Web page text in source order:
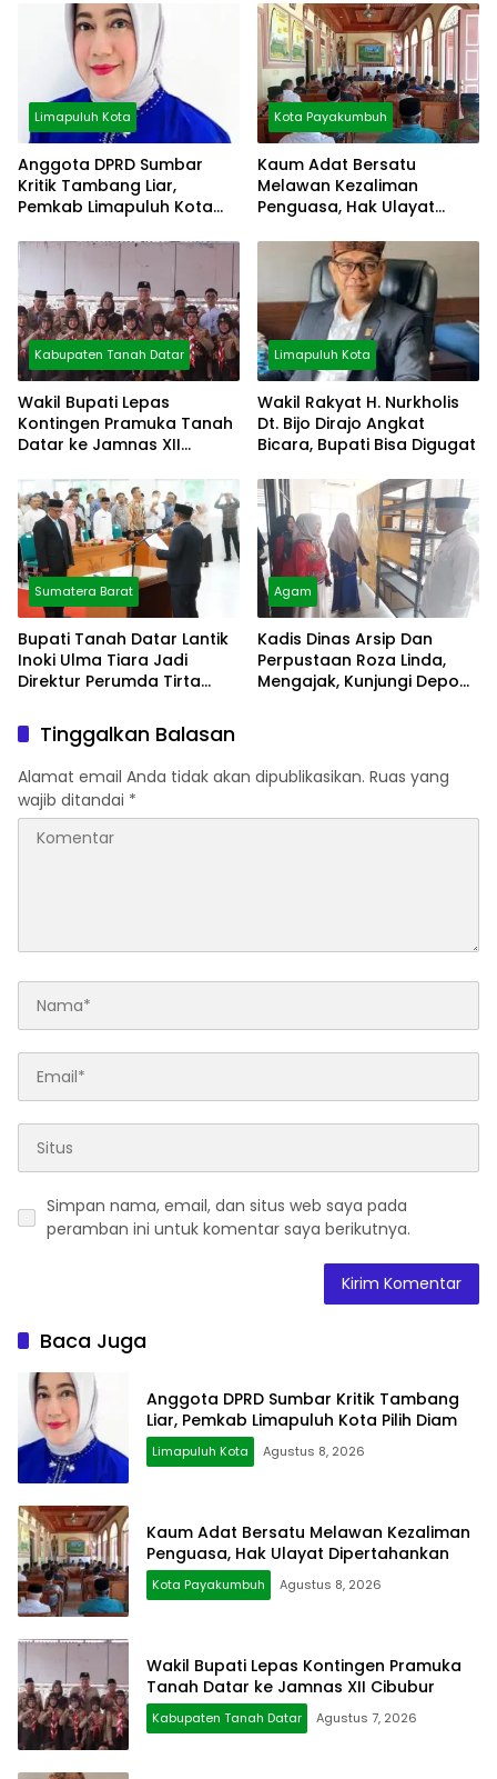
Limapuluh Kota
Anggota DPRD Sumbar
Kritik Tambang Liar,
Pemkab Limapuluh Kota
Kota Payakumbuh
Kaum Adat Bersatu
Melawan Kezaliman
Penguasa, Hak Ulayat
Kabupaten Tanah Datar
Wakil Bupati Lepas
Kontingen Pramuka Tanah
Datar ke Jamnas XII
Limapuluh Kota
Wakil Rakyat H. Nurkholis
Dt. Bijo Dirajo Angkat
Bicara, Bupati Bisa Digugat
Sumatera Barat
Bupati Tanah Datar Lantik
Inoki Ulma Tiara Jadi
Direktur Perumda Tirta
Agam
Kadis Dinas Arsip Dan
Perpustaan Roza Linda,
Mengajak, Kunjungi Depo
Tinggalkan Balasan
Alamat email Anda tidak akan dipublikasikan. Ruas yang
wajib ditandai *
Simpan nama, email, dan situs web saya pada
peramban ini untuk komentar saya berikutnya.
Baca Juga
Anggota DPRD Sumbar Kritik Tambang
Liar, Pemkab Limapuluh Kota Pilih Diam
Limapuluh Kota Agustus 8, 2026
Kaum Adat Bersatu Melawan Kezaliman
Penguasa, Hak Ulayat Dipertahankan
Kota Payakumbuh Agustus 8, 2026
Wakil Bupati Lepas Kontingen Pramuka
Tanah Datar ke Jamnas XII Cibubur
Kabupaten Tanah Datar Agustus 7, 2026